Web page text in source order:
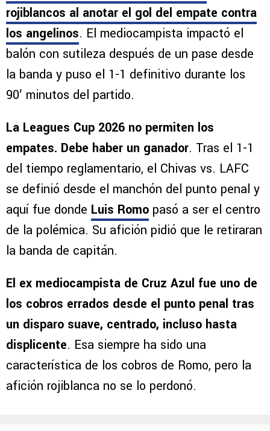
rojiblancos al anotar el gol del empate contra
los angelinos. El mediocampista impactó el
balón con sutileza después de un pase desde
la banda y puso el 1-1 definitivo durante los
90′ minutos del partido.
La Leagues Cup 2026 no permiten los
empates. Debe haber un ganador. Tras el 1-1
del tiempo reglamentario, el Chivas vs. LAFC
se definió desde el manchón del punto penal y
aquí fue donde Luis Romo pasó a ser el centro
de la polémica. Su afición pidió que le retiraran
la banda de capitán.
El ex mediocampista de Cruz Azul fue uno de
los cobros errados desde el punto penal tras
un disparo suave, centrado, incluso hasta
displicente. Esa siempre ha sido una
característica de los cobros de Romo, pero la
afición rojiblanca no se lo perdonó.